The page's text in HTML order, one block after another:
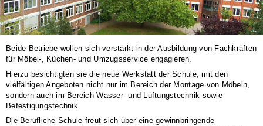
Beide Betriebe wollen sich verstärkt in der Ausbildung von Fachkräften
für Möbel-, Küchen- und Umzugsservice engagieren.
Hierzu besichtigten sie die neue Werkstatt der Schule, mit den
vielfältigen Angeboten nicht nur im Bereich der Montage von Möbeln,
sondern auch im Bereich Wasser- und Lüftungstechnik sowie
Befestigungstechnik.
Die Berufliche Schule freut sich über eine gewinnbringende